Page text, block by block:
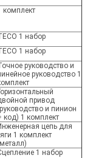
комплект
1 набор
1 набор
руководство и
руководство 1
привод
и пинион
код) 1 комплект
цепь для
1 комплект
1 набор